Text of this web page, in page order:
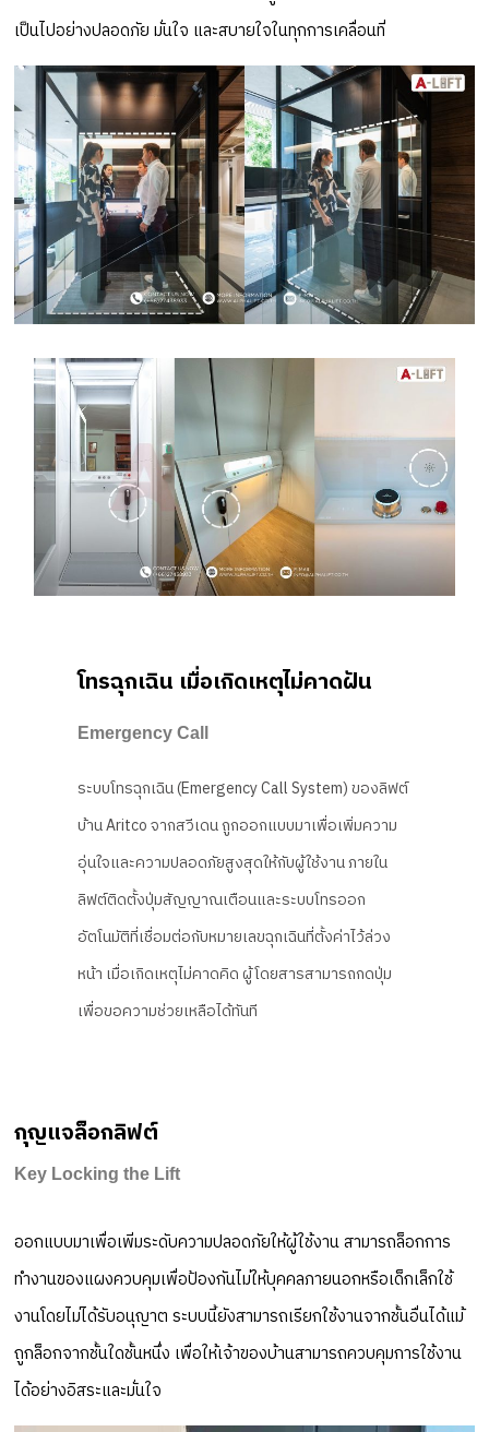
เป็นไปอย่างปลอดภัย มั่นใจ และสบายใจในทุกการเคลื่อนที่
โทรฉุกเฉิน เมื่อเกิดเหตุไม่คาดฝัน
Emergency Call
ระบบโทรฉุกเฉิน (Emergency Call System) ของลิฟต์
บ้าน Aritco จากสวีเดน ถูกออกแบบมาเพื่อเพิ่มความ
อุ่นใจและความปลอดภัยสูงสุดให้กับผู้ใช้งาน ภายใน
ลิฟต์ติดตั้งปุ่มสัญญาณเตือนและระบบโทรออก
อัตโนมัติที่เชื่อมต่อกับหมายเลขฉุกเฉินที่ตั้งค่าไว้ล่วง
หน้า เมื่อเกิดเหตุไม่คาดคิด ผู้โดยสารสามารถกดปุ่ม
เพื่อขอความช่วยเหลือได้ทันที
กุญแจล็อกลิฟต์
Key Locking the Lift
ออกแบบมาเพื่อเพิ่มระดับความปลอดภัยให้ผู้ใช้งาน สามารถล็อกการ
ทำงานของแผงควบคุมเพื่อป้องกันไม่ให้บุคคลภายนอกหรือเด็กเล็กใช้
งานโดยไม่ได้รับอนุญาต ระบบนี้ยังสามารถเรียกใช้งานจากชั้นอื่นได้แม้
ถูกล็อกจากชั้นใดชั้นหนึ่ง เพื่อให้เจ้าของบ้านสามารถควบคุมการใช้งาน
ได้อย่างอิสระและมั่นใจ